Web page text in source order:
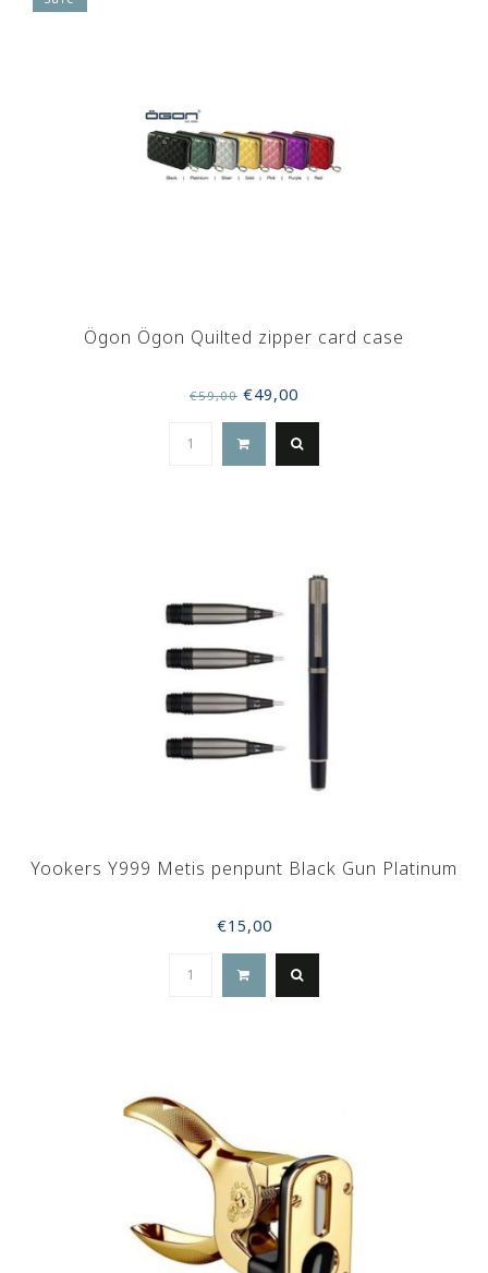
Ögon Ögon Quilted zipper card case
€59,00 €49,00
Yookers Y999 Metis penpunt Black Gun Platinum
€15,00